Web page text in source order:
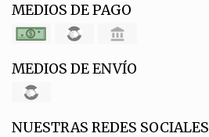
MEDIOS DE PAGO
MEDIOS DE ENVÍO
NUESTRAS REDES SOCIALES